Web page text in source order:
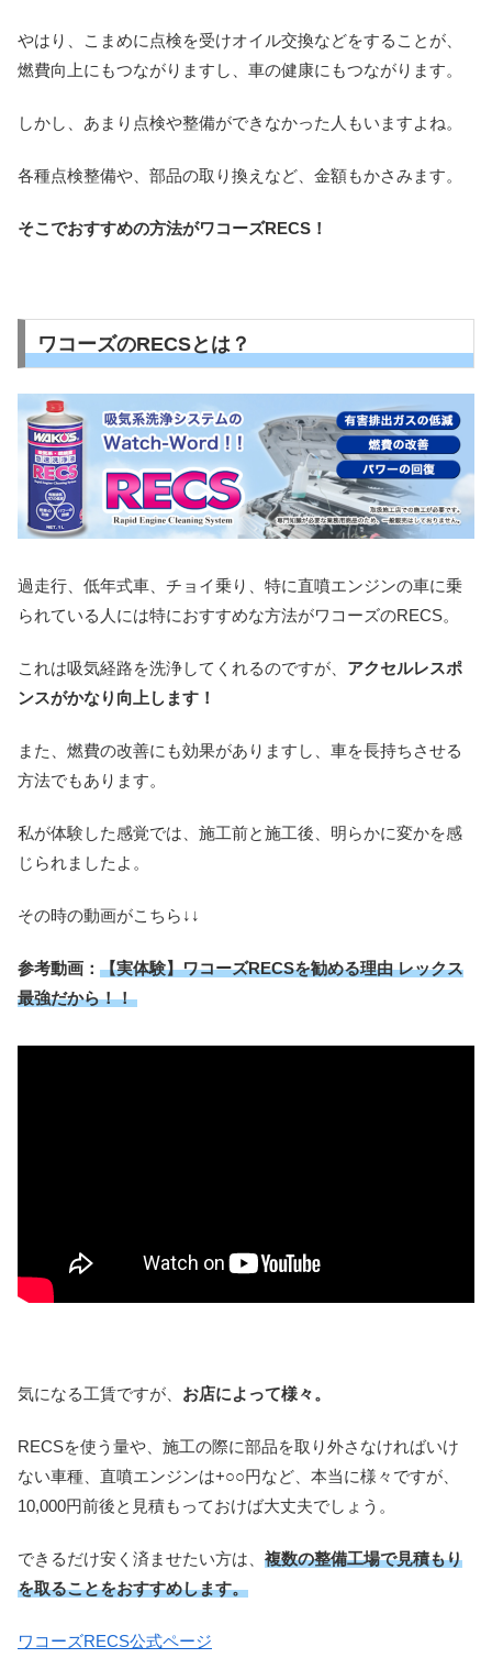
やはり、こまめに点検を受けオイル交換などをすることが、
燃費向上にもつながりますし、車の健康にもつながります。
しかし、あまり点検や整備ができなかった人もいますよね。
各種点検整備や、部品の取り換えなど、金額もかさみます。
そこでおすすめの方法がワコーズRECS！
ワコーズのRECSとは？
過走行、低年式車、チョイ乗り、特に直噴エンジンの車に乗
られている人には特におすすめな方法がワコーズのRECS。
これは吸気経路を洗浄してくれるのですが、 アクセルレスポ
ンスがかなり向上します！
また、燃費の改善にも効果がありますし、車を長持ちさせる
方法でもあります。
私が体験した感覚では、施工前と施工後、明らかに変かを感
じられましたよ。
その時の動画がこちら↓↓
参考動画： 【実体験】ワコーズRECSを勧める理由 レックス
最強だから！！
気になる工賃ですが、 お店によって様々。
RECSを使う量や、施工の際に部品を取り外さなければいけ
ない車種、直噴エンジンは+○○円など、本当に様々ですが、
10,000円前後と見積もっておけば大丈夫でしょう。
できるだけ安く済ませたい方は、 複数の整備工場で見積もり
を取ることをおすすめします。
ワコーズRECS公式ページ